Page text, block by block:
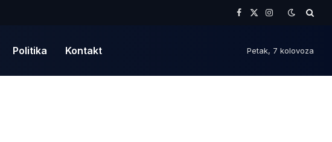
Facebook
X
Instagram
Politika Kontakt Petak, 7 kolovoza